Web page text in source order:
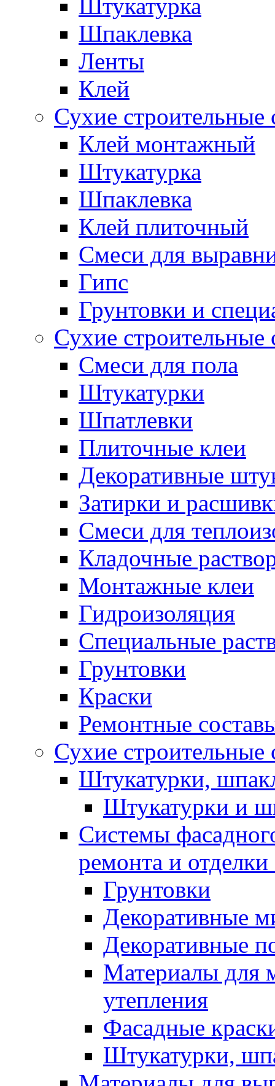
Штукатурка
Шпаклевка
Ленты
Клей
Сухие
Клей монтажный
Штукатурка
Шпаклевка
Клей плиточный
Смеси для
Гипс
Грунтовки и
Сухие
Смеси для пола
Штукатурки
Шпатлевки
Плиточные клеи
Декоративные
Затирки и
Смеси для
Кладочные
Монтажные клеи
Гидроизоляция
Специальные
Грунтовки
Краски
Ремонтные
Сухие
Штукатурки,
Штукатурки и
Системы
ремонта и отделки
Грунтовки
Декоративные
Декоративные
Материалы для
утепления
Фасадные
Штукатурки,